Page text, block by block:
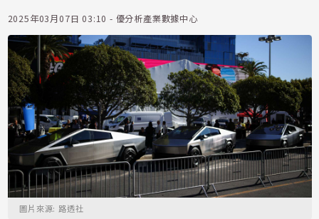
2025年03月07日 03:10 - 優分析產業數據中心
圖片來源: 路透社